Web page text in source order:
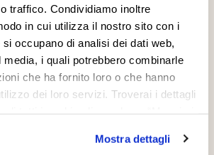
traffico. Condividiamo inoltre
in cui utilizza il nostro sito con i
occupano di analisi dei dati web,
media, i quali potrebbero combinarle
che ha fornito loro o che hanno
dei loro servizi. Troverai i dettagli
Per ulteriori informazioni consulta
Mostra dettagli
SETTEBELLO ORO